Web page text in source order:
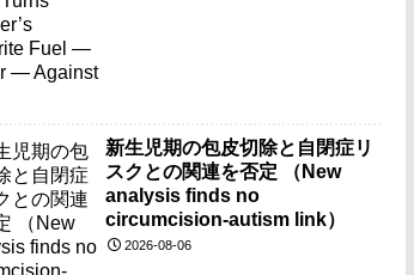
新生児期の包皮切除と自閉症リ
スクとの関連を否定 （New
analysis finds no
circumcision-autism link）
2026-08-06